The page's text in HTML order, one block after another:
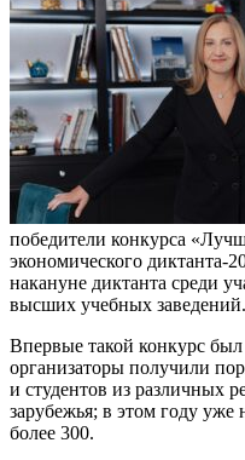
победители конкурса
экономического диктанта-
накануне диктанта среди
высших учебных заведений.
Впервые такой конкурс был
организаторы получили
и студентов из различных
зарубежья; в этом году уже
более 300.